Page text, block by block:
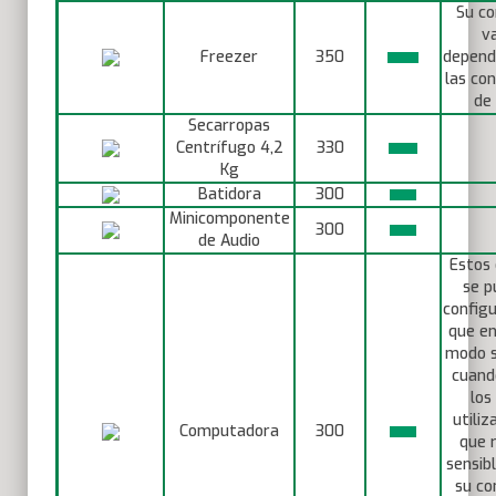
Freezer 350
Su
las
de
Secarropas
Centrífugo 4,2
Kg
330
Batidora
300
Minicomponente
de Audio
300
Computadora 300
Estos
se
que
modo
los
que
su